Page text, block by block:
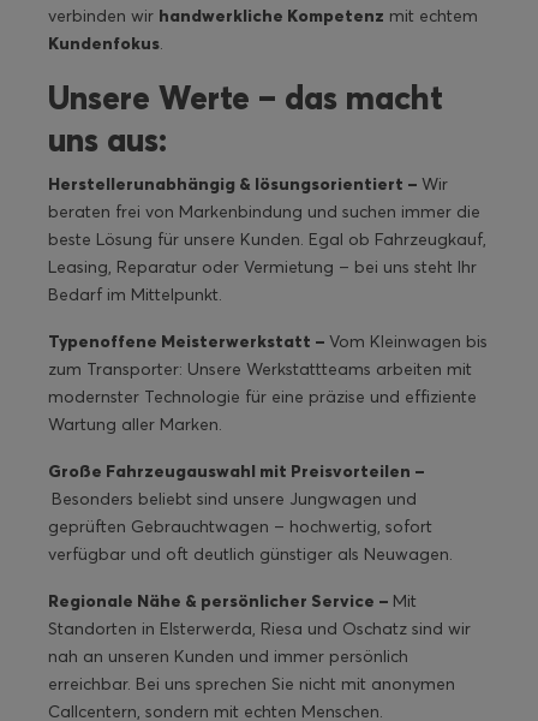
verbinden wir handwerkliche Kompetenz mit echtem
Kundenfokus.
Unsere Werte – das macht
uns aus:
Herstellerunabhängig & lösungsorientiert – Wir
beraten frei von Markenbindung und suchen immer die
beste Lösung für unsere Kunden. Egal ob Fahrzeugkauf,
Leasing, Reparatur oder Vermietung – bei uns steht Ihr
Bedarf im Mittelpunkt.
Typenoffene Meisterwerkstatt – Vom Kleinwagen bis
zum Transporter: Unsere Werkstattteams arbeiten mit
modernster Technologie für eine präzise und effiziente
Wartung aller Marken.
Große Fahrzeugauswahl mit Preisvorteilen –
Besonders beliebt sind unsere Jungwagen und
geprüften Gebrauchtwagen – hochwertig, sofort
verfügbar und oft deutlich günstiger als Neuwagen.
Regionale Nähe & persönlicher Service – Mit
Standorten in Elsterwerda, Riesa und Oschatz sind wir
nah an unseren Kunden und immer persönlich
erreichbar. Bei uns sprechen Sie nicht mit anonymen
Callcentern, sondern mit echten Menschen.